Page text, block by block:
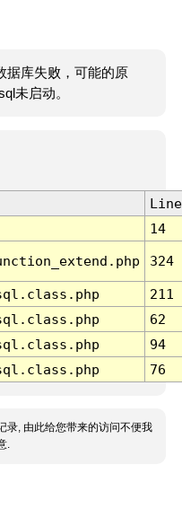
据库失败，可能的原
未启动。
Line
14
324
211
62
94
76
录, 由此给您带来的访问不便我
.